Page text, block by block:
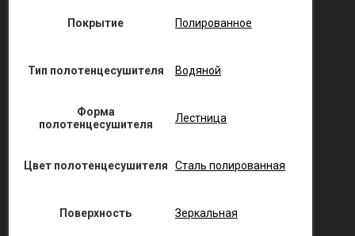
Покрытие Полированное
Тип полотенцесушителя Водяной
Форма
полотенцесушителя
Лестница
Цвет полотенцесушителя Сталь полированная
Поверхность Зеркальная